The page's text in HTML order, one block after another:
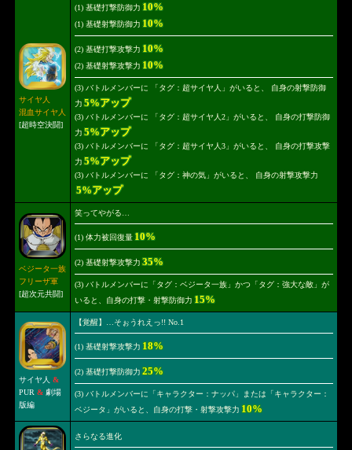
サイヤ人
混血サイヤ人
[超時空決闘]
(1) 基礎打撃防御力 10%
(1) 基礎射撃防御力 10%
(2) 基礎打撃攻撃力 10%
(2) 基礎射撃攻撃力 10%
(3) バトルメンバーに 「タグ：超サイヤ人」がいると、 自身の射撃防御
力 5%アップ
(3) バトルメンバーに 「タグ：超サイヤ人2」がいると、 自身の打撃防御
力 5%アップ
(3) バトルメンバーに 「タグ：超サイヤ人3」がいると、 自身の打撃攻撃
力 5%アップ
(3) バトルメンバーに 「タグ：神の気」がいると、 自身の射撃攻撃力
5%アップ
ベジータ一族
フリーザ軍
[超次元共闘]
笑ってやがる…
(1) 体力被回復量10%
(2) 基礎射撃攻撃力 35%
(3) バトルメンバーに「タグ：ベジータ一族」かつ「タグ：強大な敵」が
いると、自身の打撃・射撃防御力 15%
サイヤ人 &
PUR & 劇場
版編
【覚醒】…そぉうれえっ!! No.1
(1) 基礎射撃攻撃力 18%
(2) 基礎打撃防御力 25%
(3) バトルメンバーに「キャラクター：ナッパ」または「キャラクター：
ベジータ」がいると、自身の打撃・射撃攻撃力 10%
さらなる進化